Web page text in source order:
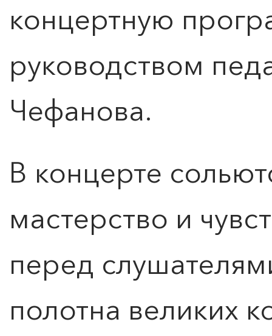
концертную
руководством
Чефанова.
В концерте
мастерство и
перед
полотна великих